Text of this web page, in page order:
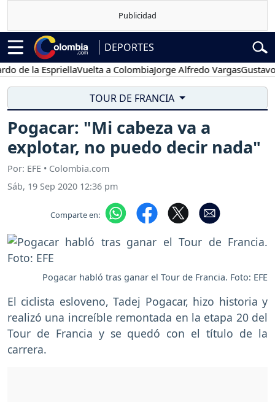
DEPORTES
la EspriellaVuelta a ColombiaJorge Alfredo VargasGustavo
TOUR DE FRANCIA
Pogacar: "Mi cabeza va a
explotar, no puedo decir nada"
Por: EFE • Colombia.com
Sáb, 19 Sep 2020 12:36 pm
Comparte en:
Pogacar habló tras ganar el Tour de Francia. Foto: EFE
El ciclista esloveno, Tadej Pogacar, hizo historia y
realizó una increíble remontada en la etapa 20 del
Tour de Francia y se quedó con el título de la
carrera.